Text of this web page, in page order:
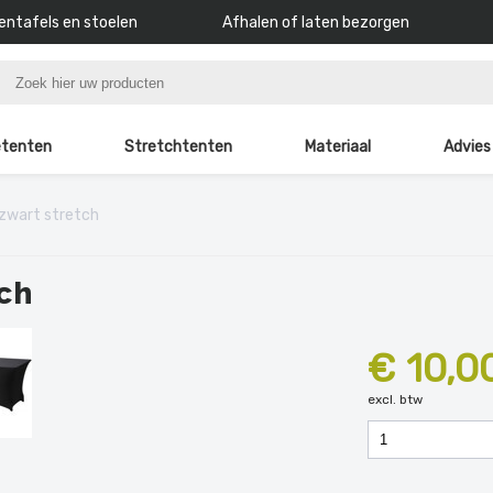
en stoelen Afhalen of laten bezorgen
Stretchtenten Materiaal Advies
stretch
€
excl. btw